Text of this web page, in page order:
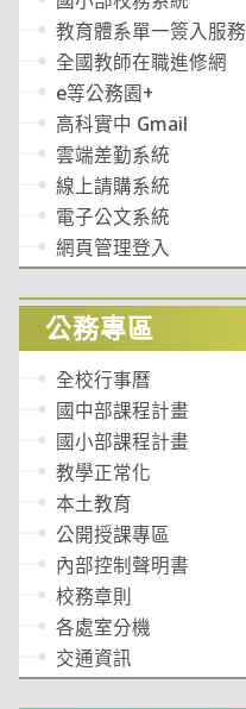
教育體系單一簽入服務
全國教師在職進修網
e等公務園+
高科實中 Gmail
雲端差勤系統
線上請購系統
電子公文系統
網頁管理登入
公務專區
全校行事曆
國中部課程計畫
國小部課程計畫
教學正常化
本土教育
公開授課專區
內部控制聲明書
校務章則
各處室分機
交通資訊